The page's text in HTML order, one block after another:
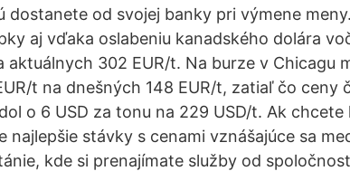
dostanete od svojej banky pri výmene
aj vďaka oslabeniu kanadského dolára
aktuálnych 302 EUR/t. Na burze v Chicagu
t na dnešných 148 EUR/t, zatiaľ čo ceny
o 6 USD za tonu na 229 USD/t. Ak
najlepšie stávky s cenami vznášajúce sa
kde si prenajímate služby od